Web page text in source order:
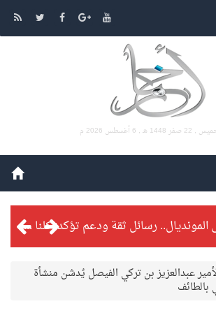
22 صفر 1448 هـ , 6 أغسطس 2026 م
من المعذر إلى المونديال.. رسائل ثقة ودعم تؤكد: كلنا مع الأخضر
عبدالعزيز بن تركي الفيصل يُدشن منشأة
بالطائف